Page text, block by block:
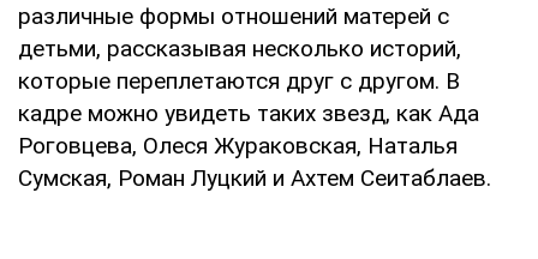
различные формы отношений матерей с
детьми, рассказывая несколько историй,
которые переплетаются друг с другом. В
кадре можно увидеть таких звезд, как Ада
Роговцева, Олеся Жураковская, Наталья
Сумская, Роман Луцкий и Ахтем Сеитаблаев.